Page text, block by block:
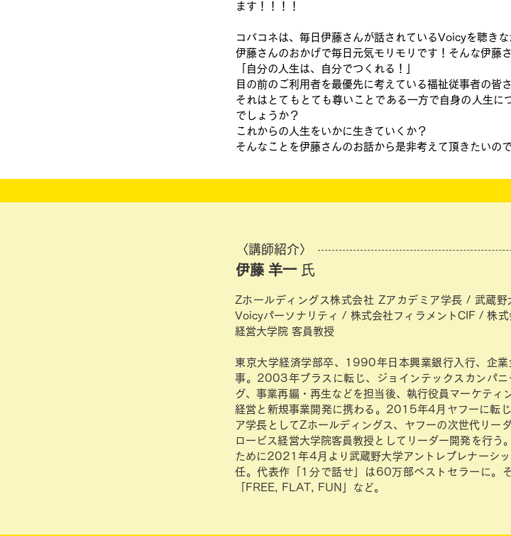
ます！！！！
コバコネは、毎日伊藤さんが話されているVoicyを聴きな
伊藤さんのおかげで毎日元気モリモリです！そんな伊藤
「自分の人生は、自分でつくれる！」
目の前のご利用者を最優先に考えている福祉従事者の皆さ
それはとてもとても尊いことである一方で自身の人生に
でしょうか？
これからの人生をいかに生きていくか？
そんなことを伊藤さんのお話から是非考えて頂きたいので
〈講師紹介〉
伊藤 羊一 氏
Zホールディングス株式会社 Zアカデミア学長 / 武蔵
Voicyパーソナリティ / 株式会社フィラメントCIF / 株
経営大学院 客員教授
東京大学経済学部卒、1990年日本興業銀行入行、企
事。2003年プラスに転じ、ジョインテックスカンパ
グ、事業再編・再生などを担当後、執行役員マーケティ
経営と新規事業開発に携わる。2015年4月ヤフーに転
ア学長としてZホールディングス、ヤフーの次世代リー
ロービス経営大学院客員教授としてリーダー開発を行う
ために2021年4月より武蔵野大学アントレプレナーシ
任。代表作「1分で話せ」は60万部ベストセラーに。
「FREE, FLAT, FUN」など。